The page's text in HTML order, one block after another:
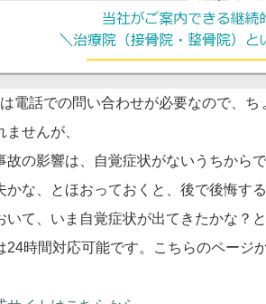
電話での問い合わせが必要なので、
ませんが、
故の影響は、自覚症状がないうちから
かな、とほおっておくと、後で後悔す
いて、いま自覚症状が出てきたかな？
24時間対応可能です。こちらのページ